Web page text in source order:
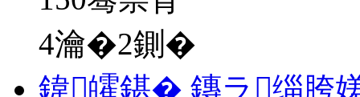
4瀹�2鍘�
鍏皬鍖� 鏄ラ缁胯